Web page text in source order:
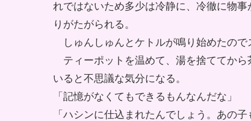
れではないため多少は冷静に、冷徹に物
りがたがられる。
しゅんしゅんとケトルが鳴り始めたので
ティーポットを温めて、湯を捨ててから
いると不思議な気分になる。
「記憶がなくてもできるもんなんだな」
「ハシンに仕込まれたんでしょう。あの子